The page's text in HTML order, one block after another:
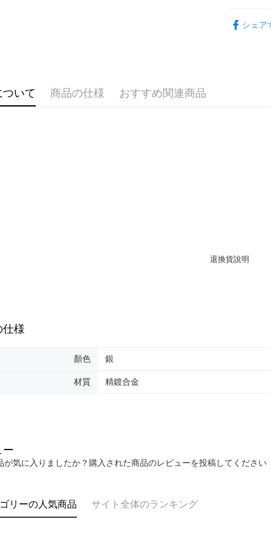
の有無に
個人情報
海外宅配
シェア
いて 商品の仕様 おすすめ関連商品
仕様
顏色 銀
材質 精鍍合金
ー
が気に入りましたか？購入された商品のレビューを投稿してください
リーの人気商品 サイト全体のランキング